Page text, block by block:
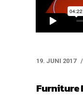
19. JUNI 2017
Furniture